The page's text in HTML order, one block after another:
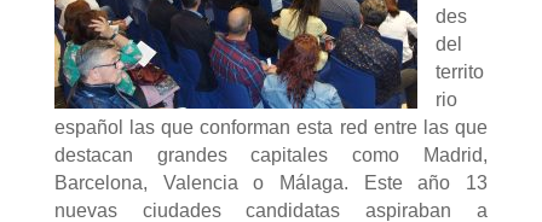
des
del
territo
rio
español las que conforman esta red entre las que
destacan grandes capitales como Madrid,
Barcelona, Valencia o Málaga. Este año 13
nuevas ciudades candidatas aspiraban a